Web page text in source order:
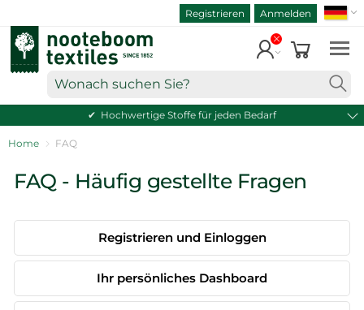
zum
Inhalt
Registrieren Anmelden
Wonach
Hochwertige Stoffe für jeden Bedarf
Home FAQ
FAQ - Häufig gestellte Fragen
Registrieren und Einloggen
Ihr persönliches Dashboard
WARENKORB ANZEIGEN